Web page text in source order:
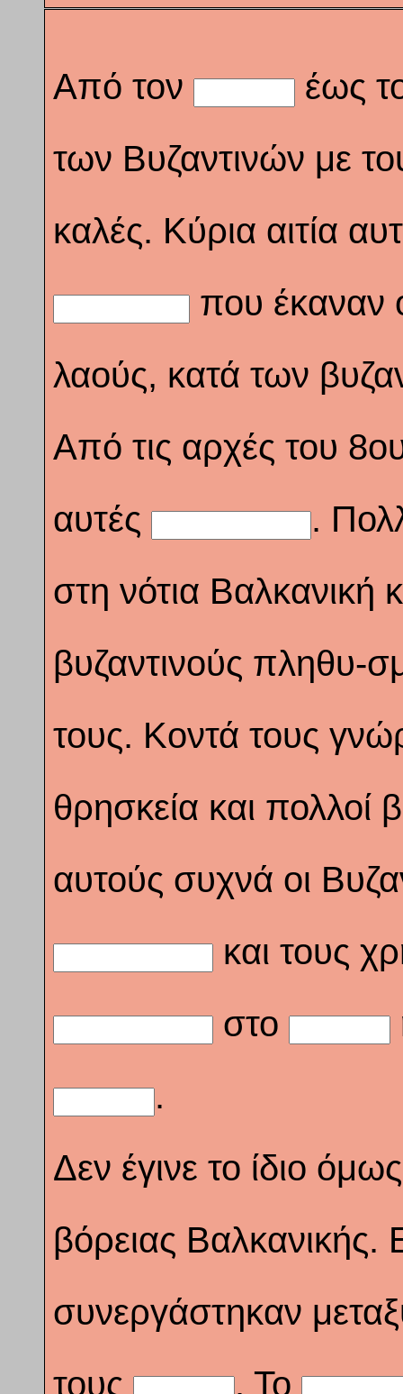
Από τον
έως
των Βυζαντινών με
καλές. Κύρια αιτία
που έκαναν
λαούς, κατά των
Από τις αρχές του
αυτές
.
στη νότια Βαλκανική
βυζαντινούς πληθυ-
τους. Κοντά τους
θρησκεία και πολλοί
αυτούς συχνά οι
και τους
στο
.
Δεν έγινε το ίδιο
βόρειας Βαλκανικής.
συνεργάστηκαν
τους
. Το